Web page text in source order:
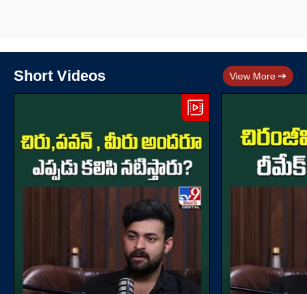
Short Videos View More